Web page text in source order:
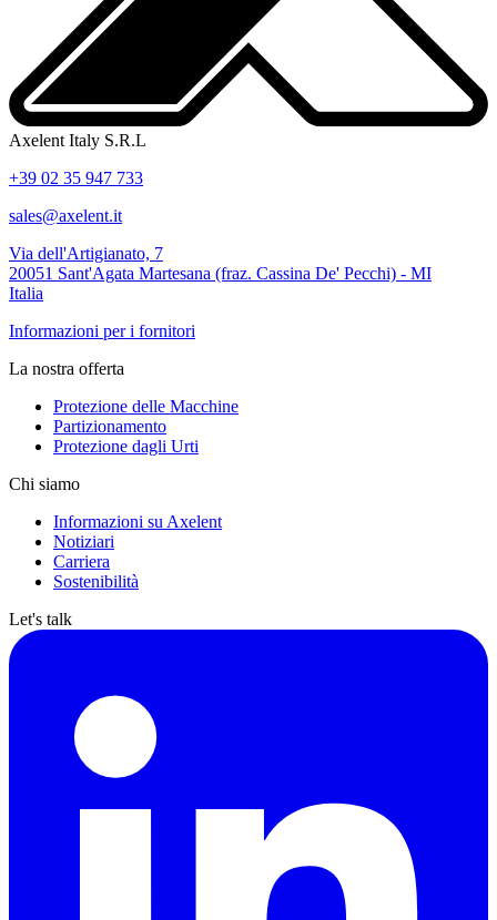
Axelent Italy S.R.L
+39 02 35 947 733
sales@axelent.it
Via dell'Artigianato, 7
20051 Sant'Agata Martesana (fraz. Cassina De' Pecchi) - MI
Italia
Informazioni per i fornitori
La nostra offerta
Protezione delle Macchine
Partizionamento
Protezione dagli Urti
Chi siamo
Informazioni su Axelent
Notiziari
Carriera
Sostenibilità
Let's talk